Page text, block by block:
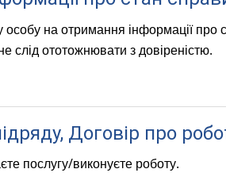
на отримання інформації про
слід ототожнювати з довіреністю.
Договір про
послугу/виконуєте роботу.